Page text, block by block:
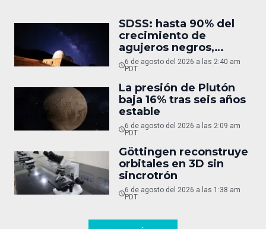
SDSS: hasta 90% del
crecimiento de
agujeros negros,
oculto
6 de agosto del 2026 a las 2:40 am
PDT
La presión de Plutón
baja 16% tras seis años
estable
6 de agosto del 2026 a las 2:09 am
PDT
Göttingen reconstruye
orbitales en 3D sin
sincrotrón
6 de agosto del 2026 a las 1:38 am
PDT